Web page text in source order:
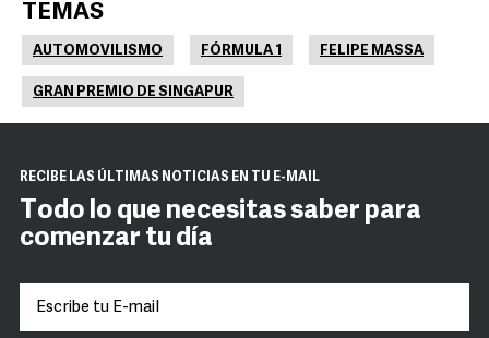
TEMAS
AUTOMOVILISMO FÓRMULA 1 FELIPE MASSA
GRAN PREMIO DE SINGAPUR
RECIBE LAS ÚLTIMAS NOTICIAS EN TU E-MAIL
Todo lo que necesitas saber para
comenzar tu día